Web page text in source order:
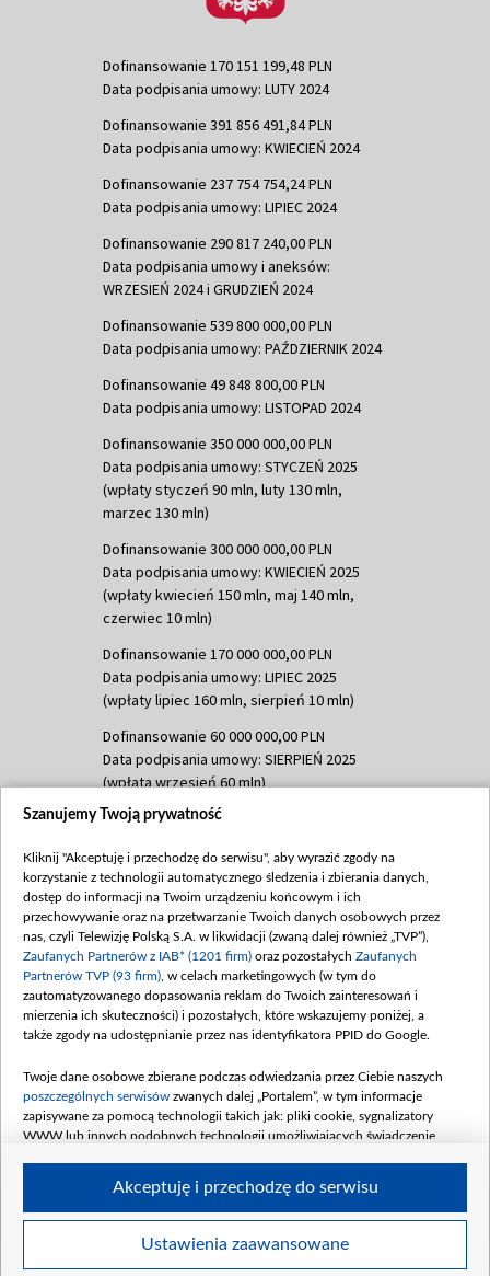
Dofinansowanie 170 151 199,48 PLN
Data podpisania umowy: LUTY 2024
Dofinansowanie 391 856 491,84 PLN
Data podpisania umowy: KWIECIEŃ 2024
Dofinansowanie 237 754 754,24 PLN
Data podpisania umowy: LIPIEC 2024
Dofinansowanie 290 817 240,00 PLN
Data podpisania umowy i aneksów:
WRZESIEŃ 2024 i GRUDZIEŃ 2024
Dofinansowanie 539 800 000,00 PLN
Data podpisania umowy: PAŹDZIERNIK 2024
Dofinansowanie 49 848 800,00 PLN
Data podpisania umowy: LISTOPAD 2024
Dofinansowanie 350 000 000,00 PLN
Data podpisania umowy: STYCZEŃ 2025
(wpłaty styczeń 90 mln, luty 130 mln,
marzec 130 mln)
Dofinansowanie 300 000 000,00 PLN
Data podpisania umowy: KWIECIEŃ 2025
(wpłaty kwiecień 150 mln, maj 140 mln,
czerwiec 10 mln)
Dofinansowanie 170 000 000,00 PLN
Data podpisania umowy: LIPIEC 2025
(wpłaty lipiec 160 mln, sierpień 10 mln)
Dofinansowanie 60 000 000,00 PLN
Data podpisania umowy: SIERPIEŃ 2025
(wpłata wrzesień 60 mln)
Dofinansowanie 635 783 051,21 PLN
(wpłata wrzesień 100 mln, październik 350
mln, listopad 265 mln)
Dofinansowanie 48 862 000,00 PLN
Data podpisania umowy: GRUDZIEŃ 2025
(wpłata grudzień 60,548 mln)
Dofinansowanie 900 000 000,00 PLN
Data podpisania umowy: LUTY 2026 (wpłata
kwiecień 180 mln, 7 maja 180 mln, 8
czerwca 90 mln)
Dofinansowanie 250 000 000,00 PLN
4 sierpnia 250 mln
Szanujemy Twoją prywatność
Kliknij "Akceptuję i przechodzę do serwisu", aby wyrazić zgody na
korzystanie z technologii automatycznego śledzenia i zbierania danych,
dostęp do informacji na Twoim urządzeniu końcowym i ich
przechowywanie oraz na przetwarzanie Twoich danych osobowych przez
nas, czyli Telewizję Polską S.A. w likwidacji (zwaną dalej również „TVP”),
Zaufanych Partnerów z IAB* (1201 firm) oraz pozostałych Zaufanych
Partnerów TVP (93 firm) , w celach marketingowych (w tym do
zautomatyzowanego dopasowania reklam do Twoich zainteresowań i
mierzenia ich skuteczności) i pozostałych, które wskazujemy poniżej, a
także zgody na udostępnianie przez nas identyfikatora PPID do Google.
Twoje dane osobowe zbierane podczas odwiedzania przez Ciebie naszych
poszczególnych serwisów zwanych dalej „Portalem”, w tym informacje
zapisywane za pomocą technologii takich jak: pliki cookie, sygnalizatory
WWW lub innych podobnych technologii umożliwiających świadczenie
Twoje dane osobowe zbierane podczas odwiedzania przez Ciebie
Ustawienia zaawansowane
Akceptuję i przechodzę do serwisu